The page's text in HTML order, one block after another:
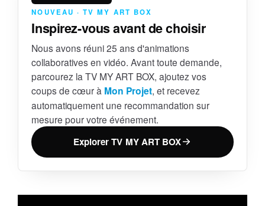
NOUVEAU · TV MY ART BOX
Inspirez-vous avant de choisir
Nous avons réuni 25 ans d'animations
collaboratives en vidéo. Avant toute demande,
parcourez la TV MY ART BOX, ajoutez vos
coups de cœur à Mon Projet, et recevez
automatiquement une recommandation sur
mesure pour votre événement.
Explorer TV MY ART BOX